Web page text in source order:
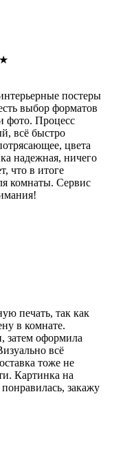
★
постеры
выбор форматов
фото. Процесс
всё быстро
цвета
надежная, ничего
что в итоге
комнаты. Сервис
печать, так как
в комнате.
затем оформила
всё
тоже не
Картинка на
понравилась, закажу